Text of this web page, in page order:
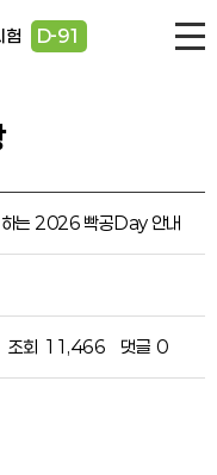
험 D-91
하는 2026 빡공Day 안내
조회 11,466 댓글 0